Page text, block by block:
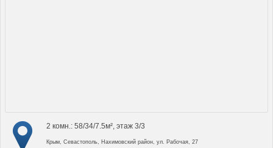
2 комн.: 58/34/7.5м², этаж 3/3
Крым, Севастополь, Нахимовский район, ул. Рабочая, 27